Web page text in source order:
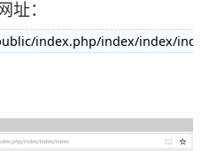
：
index.php/index/index/